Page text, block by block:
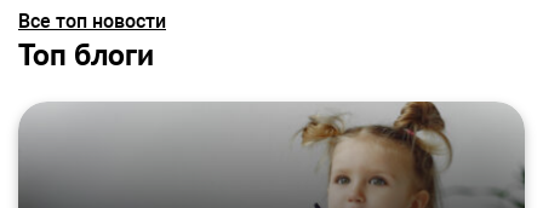
Все топ новости
Топ блоги